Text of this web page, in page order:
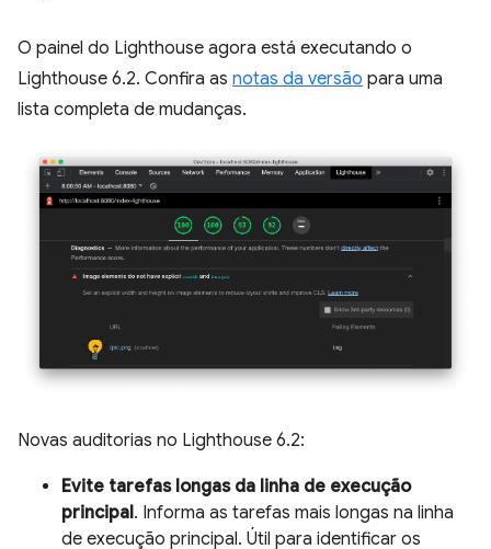
O painel do Lighthouse agora está executando o
Lighthouse 6.2. Confira as notas da versão para uma
lista completa de mudanças.
Novas auditorias no Lighthouse 6.2:
Evite tarefas longas da linha de execução
principal. Informa as tarefas mais longas na linha
de execução principal. Útil para identificar os